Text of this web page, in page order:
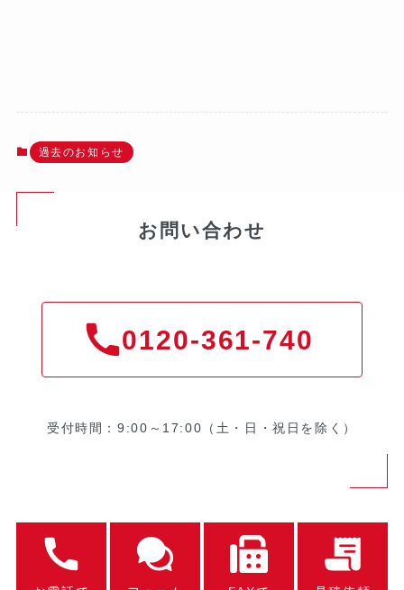
過去のお知らせ
お問い合わせ
0120-361-740
受付時間：9:00～17:00（土・日・祝日を除く）